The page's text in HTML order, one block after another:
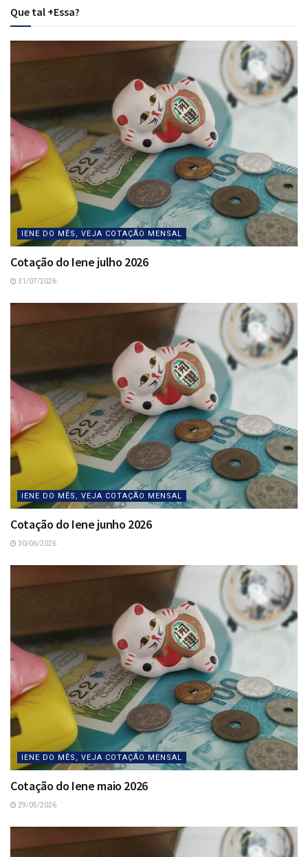
Que tal +Essa?
IENE DO MÊS, VEJA COTAÇÃO MENSAL
Cotação do Iene julho 2026
31/07/2026
IENE DO MÊS, VEJA COTAÇÃO MENSAL
Cotação do Iene junho 2026
30/06/2026
IENE DO MÊS, VEJA COTAÇÃO MENSAL
Cotação do Iene maio 2026
29/05/2026